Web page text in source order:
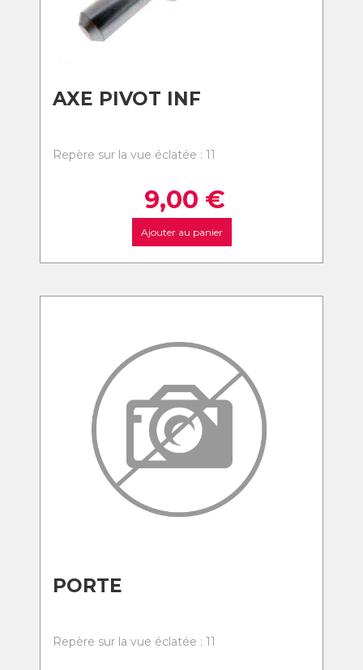
AXE PIVOT INF
Repère sur la vue éclatée : 11
9,00 €
Ajouter au panier
PORTE
Repère sur la vue éclatée : 11